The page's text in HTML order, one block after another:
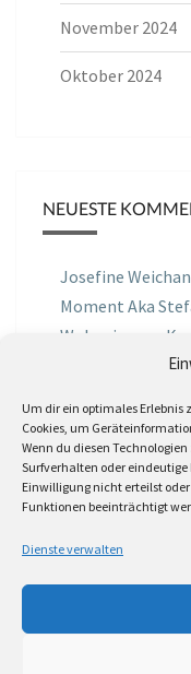
Um dir ein optimales Erlebnis
Cookies, um
Wenn du diesen
Surfverhalten oder eindeutige
Einwilligung nicht erteilst
Funktionen beeinträchtigt
Dienste verwalten
November 2024
Oktober 2024
NEUESTE
Josefine
Moment Aka
Wohnzimmer
Podcast Nr.01
MIRI IN THE
Hemingway
Mollezu
8ten